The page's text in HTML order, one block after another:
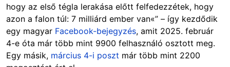
hogy az első tégla lerakása előtt felfedezzétek, hogy
azon a falon túl: 7 milliárd ember van«” – így kezdődik
egy magyar Facebook-bejegyzés, amit 2025. február
4-e óta már több mint 9900 felhasználó osztott meg.
Egy másik, március 4-i poszt már több mint 2200